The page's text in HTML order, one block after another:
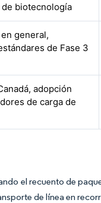
biotecnología
general,
de Fase 3
adopción
de carga de
el recuento de
de línea en